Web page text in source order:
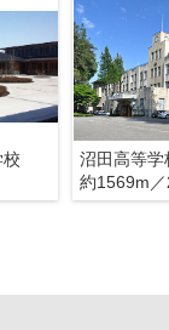
沼田高等学
約1569m